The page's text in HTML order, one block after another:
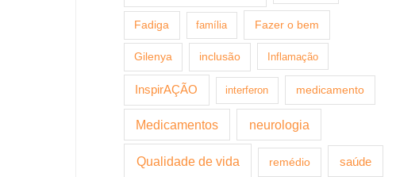
Fadiga família Fazer o bem
Gilenya inclusão Inflamação
InspirAÇÃO interferon medicamento
Medicamentos neurologia
Qualidade de vida remédio saúde